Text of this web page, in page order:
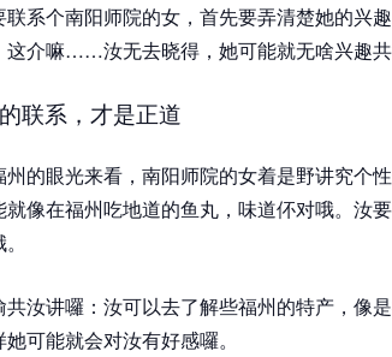
联系个南阳师院的女，首先要弄清楚她的兴
这介嘛……汝无去晓得，她可能就无啥兴趣共
联系，才是正道
州的眼光来看，南阳师院的女着是野讲究个
就像在福州吃地道的鱼丸，味道伓对哦。汝
共汝讲囉：汝可以去了解些福州的特产，像
她可能就会对汝有好感囉。